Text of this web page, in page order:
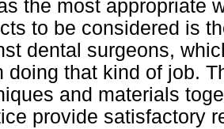
the most appropriate
to be considered is
dental surgeons,
doing that kind of job.
and materials
provide satisfactory